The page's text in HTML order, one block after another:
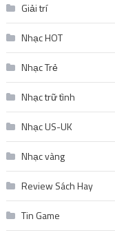
Giải trí
Nhạc HOT
Nhạc Trẻ
Nhạc trữ tình
Nhạc US-UK
Nhạc vàng
Review Sách Hay
Tin Game